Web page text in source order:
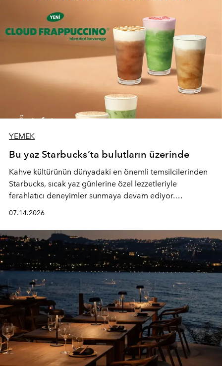
YEMEK
Bu yaz Starbucks’ta bulutların üzerinde
Kahve kültürünün dünyadaki en önemli temsilcilerinden
Starbucks, sıcak yaz günlerine özel lezzetleriyle
ferahlatıcı deneyimler sunmaya devam ediyor.
yepyeni Cloud Frappuccino® Blended Beverage çeşitleri
ve yiyecek alternatifleri yazın keyfine lezzet katıyor.
07.14.2026